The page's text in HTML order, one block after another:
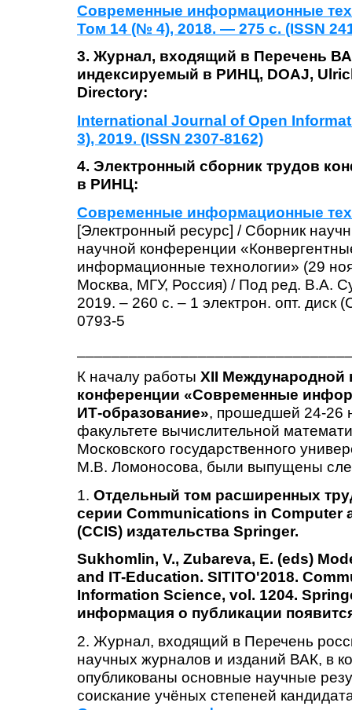
Современные информационные
Том 14 (№ 4), 2018. — 275 с. (ISSN
3. Журнал, входящий в Перечень
индексируемый в РИНЦ, DOAJ,
Directory:
International Journal of Open
3), 2019. (ISSN 2307-8162)
4. Электронный сборник трудов
в РИНЦ:
Современные информационные
[Электронный ресурс] / Сборник
научной конференции
информационные технологии» (29
Москва, МГУ, Россия) / Под ред. В.А.
2019. – 260 с. – 1 электрон. oпт. диск
0793-5
К началу работы XII Международной
конференции «Современные
ИТ-образование», прошедшей 24-26
факультете вычислительной
Московского государственного
М.В. Ломоносова, были выпущены
1. Отдельный том расширенных
серии Communications in Computer
(CCIS) издательства Springer.
Sukhomlin, V., Zubareva, E. (eds)
and IT-Education. SITITO'2018.
Information Science, vol. 1204.
информация о публикации
2. Журнал, входящий в Перечень
научных журналов и изданий ВАК, в
опубликованы основные научные
соискание учёных степеней